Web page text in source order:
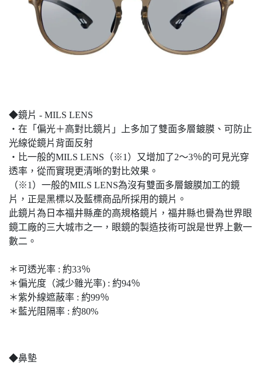
◆鏡片 - MILS LENS
・在「偏光＋高對比鏡片」上多加了雙面多層鍍膜、可防止
光線從鏡片背面反射
・比一般的MILS LENS（※1）又增加了2～3％的可見光穿
透率，從而實現更清晰的對比效果。
（※1）一般的MILS LENS為沒有雙面多層鍍膜加工的鏡
片，正是黑標以及藍標商品所採用的鏡片。
此鏡片為日本福井縣產的高規格鏡片，福井縣也譽為世界眼
鏡工廠的三大城市之一，眼鏡的製造技術可說是世界上數一
數二。
＊可透光率 : 約33％
＊偏光度（減少雜光率) : 約94％
＊紫外線遮蔽率 : 約99％
＊藍光阻隔率 : 約80%
◆鼻墊